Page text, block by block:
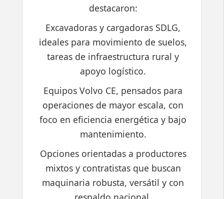
destacaron:
Excavadoras y cargadoras SDLG,
ideales para movimiento de suelos,
tareas de infraestructura rural y
apoyo logístico.
Equipos Volvo CE, pensados para
operaciones de mayor escala, con
foco en eficiencia energética y bajo
mantenimiento.
Opciones orientadas a productores
mixtos y contratistas que buscan
maquinaria robusta, versátil y con